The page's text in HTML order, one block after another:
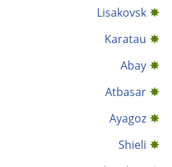
Lisakovsk
Karatau
Abay
Atbasar
Ayagoz
Shieli